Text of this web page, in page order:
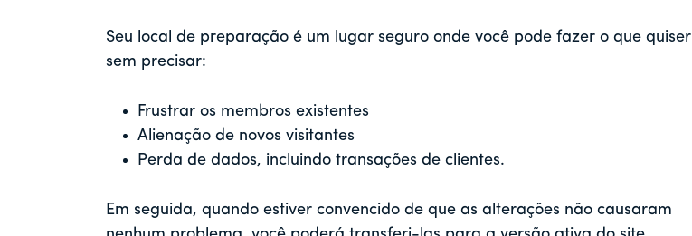
Seu local de preparação é um lugar seguro onde você pode fazer o que quiser
sem precisar:
Frustrar os membros existentes
Alienação de novos visitantes
Perda de dados, incluindo transações de clientes.
Em seguida, quando estiver convencido de que as alterações não causaram